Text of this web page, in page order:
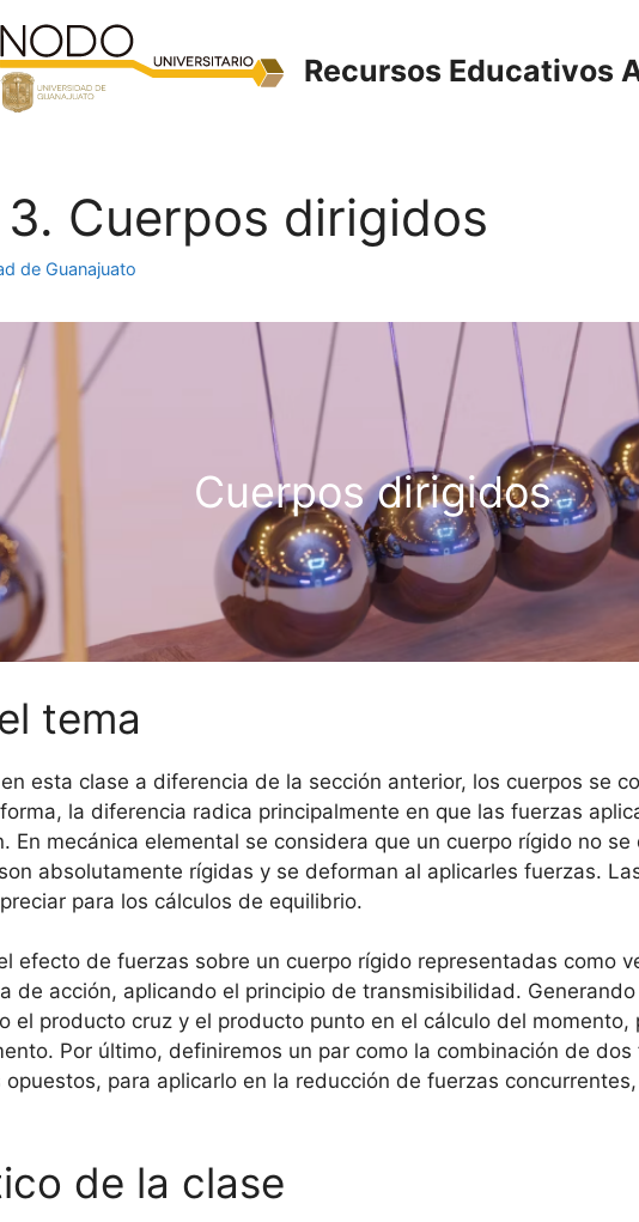
Recursos Educativos
Cuerpos dirigidos
de Guanajuato
Cuerpos dirigidos
tema
esta clase a diferencia de la sección anterior, los cuerpos se
la diferencia radica principalmente en que las fuerzas
En mecánica elemental se considera que un cuerpo rígido no
absolutamente rígidas y se deforman al aplicarles fuerzas.
para los cálculos de equilibrio.
efecto de fuerzas sobre un cuerpo rígido representadas como
de acción, aplicando el principio de transmisibilidad.
el producto cruz y el producto punto en el cálculo del
Por último, definiremos un par como la combinación de
para aplicarlo en la reducción de fuerzas
de la clase